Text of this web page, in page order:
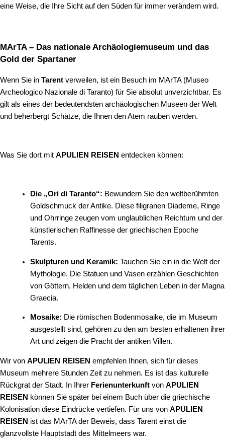
eine Weise, die Ihre Sicht auf den Süden für immer verändern wird.
MArTA – Das nationale Archäologiemuseum und das
Gold der Spartaner
Wenn Sie in Tarent verweilen, ist ein Besuch im MArTA (Museo
Archeologico Nazionale di Taranto) für Sie absolut unverzichtbar. Es
gilt als eines der bedeutendsten archäologischen Museen der Welt
und beherbergt Schätze, die Ihnen den Atem rauben werden.
Was Sie dort mit APULIEN REISEN entdecken können:
Die „Ori di Taranto“: Bewundern Sie den weltberühmten
Goldschmuck der Antike. Diese filigranen Diademe, Ringe
und Ohrringe zeugen vom unglaublichen Reichtum und der
künstlerischen Raffinesse der griechischen Epoche
Tarents.
Skulpturen und Keramik: Tauchen Sie ein in die Welt der
Mythologie. Die Statuen und Vasen erzählen Geschichten
von Göttern, Helden und dem täglichen Leben in der Magna
Graecia.
Mosaike: Die römischen Bodenmosaike, die im Museum
ausgestellt sind, gehören zu den am besten erhaltenen ihrer
Art und zeigen die Pracht der antiken Villen.
Wir von APULIEN REISEN empfehlen Ihnen, sich für dieses
Museum mehrere Stunden Zeit zu nehmen. Es ist das kulturelle
Rückgrat der Stadt. In Ihrer Ferienunterkunft von APULIEN
REISEN können Sie später bei einem Buch über die griechische
Kolonisation diese Eindrücke vertiefen. Für uns von APULIEN
REISEN ist das MArTA der Beweis, dass Tarent einst die
glanzvollste Hauptstadt des Mittelmeers war.